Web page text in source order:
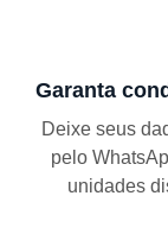
Garanta
Deixe seus
pelo
unidades